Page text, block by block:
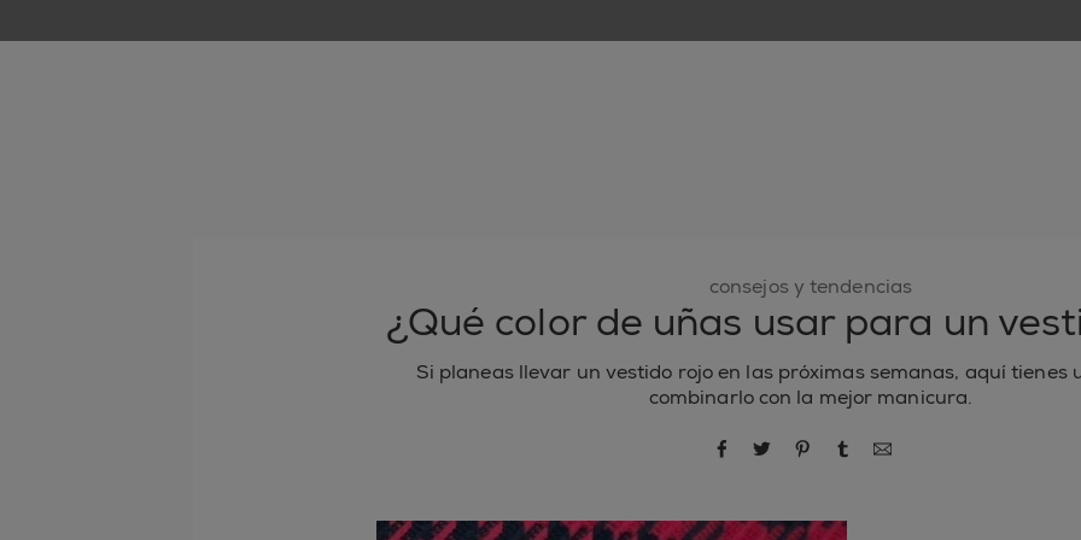
consejos y tendencias
¿Qué color de uñas usar para un
Si planeas llevar un vestido rojo en las próximas semanas, aquí tienes
combinarlo con la mejor manicura.
compartir por Facebook
compartir por Twitter
compartir por Pinterest
compartir por Tumblr
compartir por